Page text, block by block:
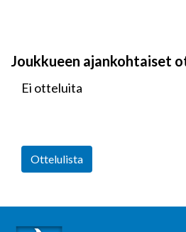
Joukkueen ajankohtaiset
Ei otteluita
Ottelulista